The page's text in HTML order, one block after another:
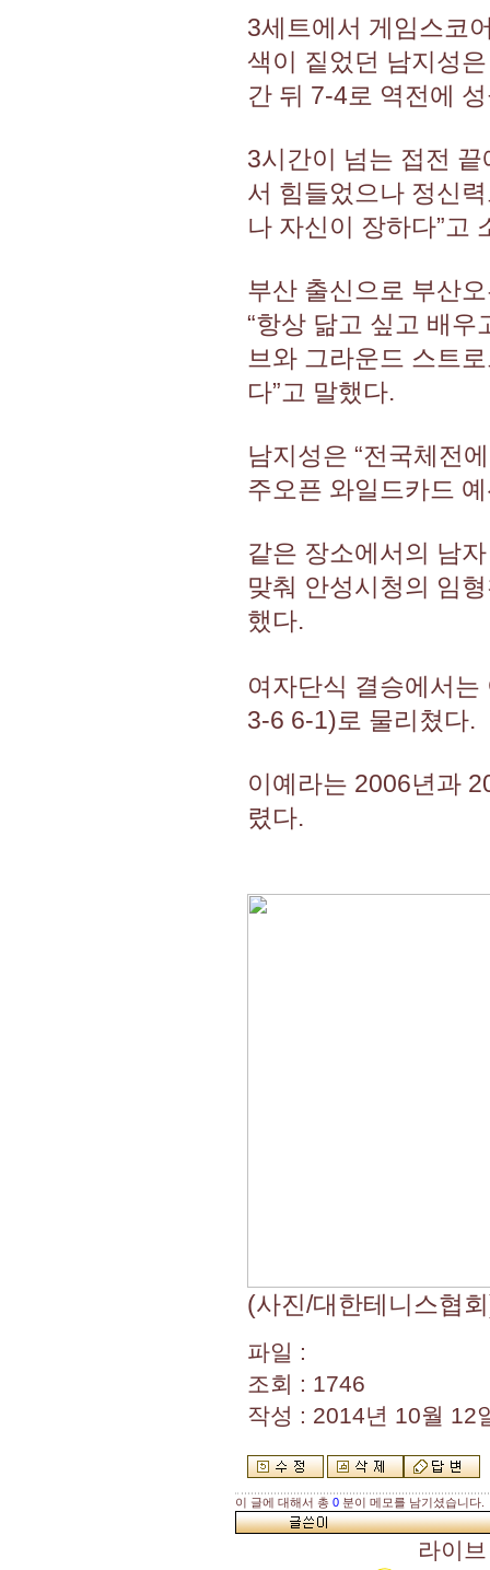
3세트에서 게임스코
색이 짙었던 남지성
간 뒤 7-4로 역전에
3시간이 넘는 접전
서 힘들었으나 정신
나 자신이 장하다”고
부산 출신으로 부산
“항상 닮고 싶고 배우
브와 그라운드 스트
다”고 말했다.
남지성은 “전국체전
주오픈 와일드카드
같은 장소에서의 남
맞춰 안성시청의 임
했다.
여자단식 결승에서
3-6 6-1)로 물리쳤다.
이예라는 2006년과
렸다.
(사진/대한테니스협
파일 :
조회 : 1746
작성 : 2014년 10월 12
이 글에 대해서 총 0 분이 메모를 남기셨습니다.
라이